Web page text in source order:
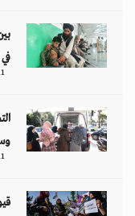
11 مارس
11 مارس